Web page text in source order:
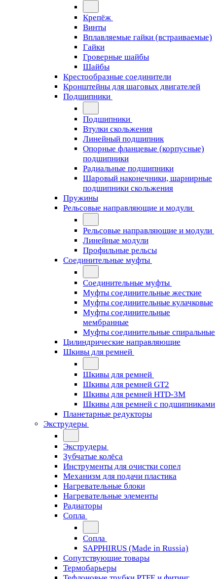
Крепёж
Винты
Вплавляемые гайки (встраиваемые)
Гайки
Гроверные шайбы
Шайбы
Крестообразные соединители
Кронштейны для шаговых двигателей
Подшипники
Подшипники
Втулки скольжения
Линейный подшипник
Опорные фланцевые (корпусные)
подшипники
Радиальные подшипники
Шаровый наконечники, шарнирные
подшипники скольжения
Пружины
Рельсовые направляющие и модули
Рельсовые направляющие и модули
Линейные модули
Профильные рельсы
Соединительные муфты
Соединительные муфты
Муфты соединительные жесткие
Муфты соединительные кулачковые
Муфты соединительные
мембранные
Муфты соединительные спиральные
Цилиндрические направляющие
Шкивы для ремней
Шкивы для ремней
Шкивы для ремней GT2
Шкивы для ремней HTD-3M
Шкивы для ремней с подшипниками
Планетарные редукторы
Экструдеры
Экструдеры
Зубчатые колёса
Инструменты для очистки сопел
Механизм для подачи пластика
Нагревательные блоки
Нагревательные элементы
Радиаторы
Сопла
Сопла
SAPPHIRUS (Made in Russia)
Сопутствующие товары
Термобарьеры